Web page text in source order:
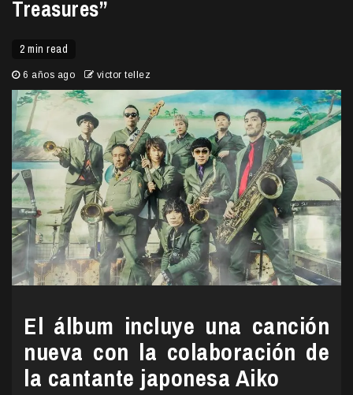
Treasures”
2 min read
6 años ago victor tellez
El álbum incluye una canción
nueva con la colaboración de
la cantante japonesa Aiko